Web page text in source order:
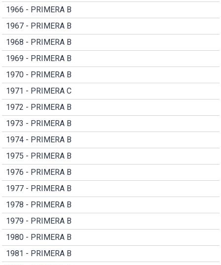
1966 - PRIMERA B
1967 - PRIMERA B
1968 - PRIMERA B
1969 - PRIMERA B
1970 - PRIMERA B
1971 - PRIMERA C
1972 - PRIMERA B
1973 - PRIMERA B
1974 - PRIMERA B
1975 - PRIMERA B
1976 - PRIMERA B
1977 - PRIMERA B
1978 - PRIMERA B
1979 - PRIMERA B
1980 - PRIMERA B
1981 - PRIMERA B